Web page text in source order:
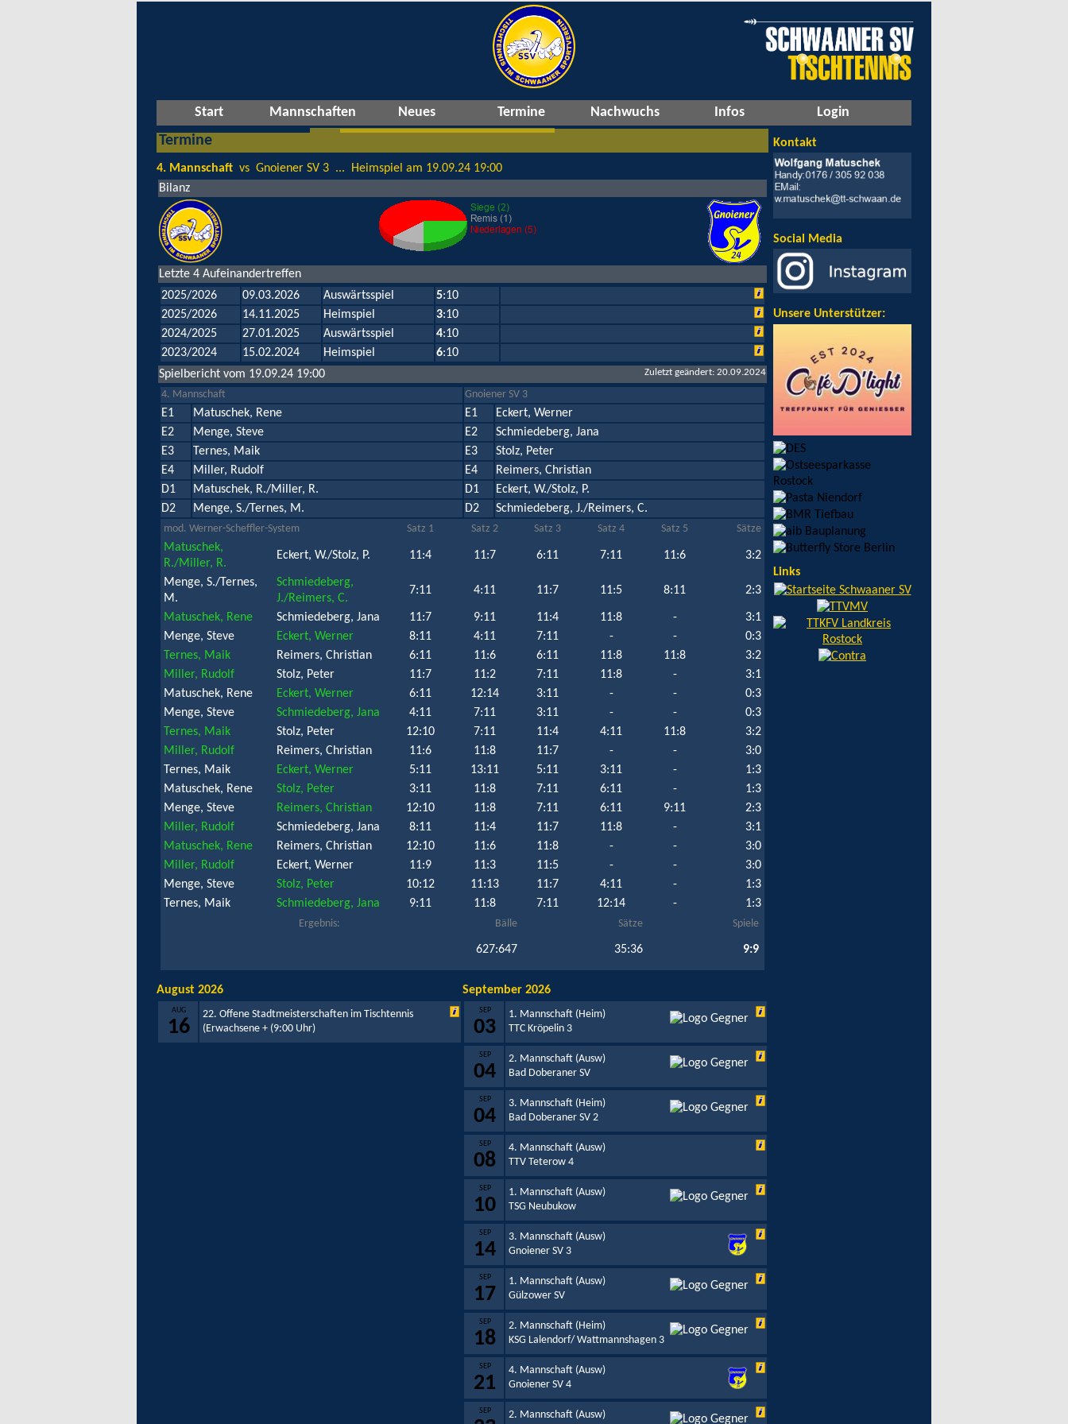
Start Mannschaften Neues Termine Nachwuchs Infos Login
Termine
4. Mannschaft vs Gnoiener SV 3 ... Heimspiel am 19.09.24 19:00
Bilanz
Letzte 4 Aufeinandertreffen
2025/2026
09.03.2026 Auswärtsspiel 5:10
2025/2026
14.11.2025 Heimspiel 3:10
2024/2025
27.01.2025 Auswärtsspiel 4:10
2023/2024
15.02.2024 Heimspiel 6:10
Spielbericht vom 19.09.24 19:00
Zuletzt geändert: 20.09.2024
4. Mannschaft Gnoiener SV 3
E1 Matuschek, Rene E1
Eckert, Werner
E2
Menge, Steve E2
Schmiedeberg, Jana
E3
Ternes, Maik E3
Stolz, Peter
E4
Miller, Rudolf E4
Reimers, Christian
D1
Matuschek, R./Miller, R. D1
Eckert, W./Stolz, P.
D2
Menge, S./Ternes, M. D2 Schmiedeberg, J./Reimers, C.
mod. Werner-Scheffler-System Satz 1 Satz 2 Satz 3 Satz 4 Satz 5 Sätze
Matuschek,
R./Miller, R.
Eckert, W./Stolz, P. 11:4 11:7 6:11 7:11 11:6 3:2
Menge, S./Ternes,
M.
Schmiedeberg,
J./Reimers, C.
7:11 4:11 11:7 11:5 8:11 2:3
Matuschek, Rene Schmiedeberg, Jana 11:7 9:11 11:4 11:8 -
3:1
Menge, Steve
Eckert, Werner 8:11 4:11 7:11 - -
0:3
Ternes, Maik
Reimers, Christian 6:11 11:6 6:11 11:8 11:8
3:2
Miller, Rudolf
Stolz, Peter 11:7 11:2 7:11 11:8 -
3:1
Matuschek, Rene
Eckert, Werner 6:11 12:14 3:11 - -
0:3
Menge, Steve
Schmiedeberg, Jana 4:11 7:11 3:11 - -
0:3
Ternes, Maik
Stolz, Peter 12:10 7:11 11:4 4:11 11:8
3:2
Miller, Rudolf
Reimers, Christian 11:6 11:8 11:7 - -
3:0
Ternes, Maik
Eckert, Werner 5:11 13:11 5:11 3:11 -
1:3
Matuschek, Rene
Stolz, Peter 3:11 11:8 7:11 6:11 -
1:3
Menge, Steve
Reimers, Christian 12:10 11:8 7:11 6:11 9:11
2:3
Miller, Rudolf
Schmiedeberg, Jana 8:11 11:4 11:7 11:8 -
3:1
Matuschek, Rene
Reimers, Christian 12:10 11:6 11:8 - -
3:0
Miller, Rudolf
Eckert, Werner 11:9 11:3 11:5 - -
3:0
Menge, Steve
Stolz, Peter 10:12 11:13 11:7 4:11 -
1:3
Ternes, Maik
Schmiedeberg, Jana 9:11 11:8 7:11 12:14 - 1:3
Ergebnis: Bälle Sätze Spiele
627:647 35:36 9:9
August 2026
AUG
16
22. Offene Stadtmeisterschaften im Tischtennis
(Erwachsene + (9:00 Uhr)
September 2026
SEP
03
1. Mannschaft (Heim)
TTC Kröpelin 3
SEP
04
2. Mannschaft (Ausw)
Bad Doberaner SV
SEP
04
3. Mannschaft (Heim)
Bad Doberaner SV 2
SEP
08
4. Mannschaft (Ausw)
TTV Teterow 4
SEP
10
1. Mannschaft (Ausw)
TSG Neubukow
SEP
14
3. Mannschaft (Ausw)
Gnoiener SV 3
SEP
17
1. Mannschaft (Ausw)
Gülzower SV
SEP
18
2. Mannschaft (Heim)
KSG Lalendorf/ Wattmannshagen 3
SEP
21
4. Mannschaft (Ausw)
Gnoiener SV 4
SEP
2. Mannschaft (Ausw)
Kontakt
Social Media
Unsere Unterstützer:
Links